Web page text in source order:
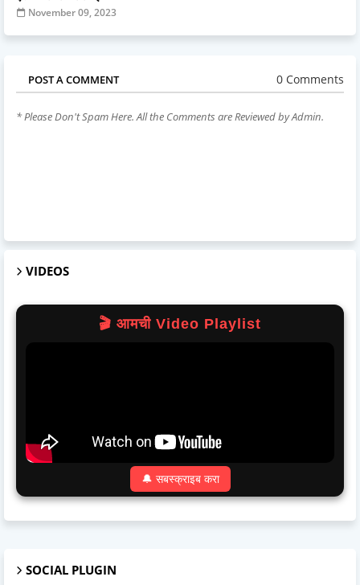
November 09, 2023
POST A COMMENT 0 Comments
* Please Don't Spam Here. All the Comments are Reviewed by Admin.
VIDEOS
🎬 आमची Video Playlist
🔔 सबस्क्राइब करा
SOCIAL PLUGIN